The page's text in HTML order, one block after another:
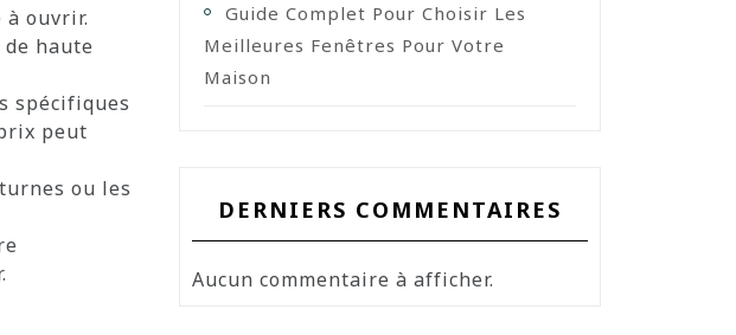
ouvrir.
haute
spécifiques
peut
ou les
Guide Complet Pour Choisir Les
Meilleures Fenêtres Pour Votre
Maison
DERNIERS COMMENTAIRES
Aucun commentaire à afficher.